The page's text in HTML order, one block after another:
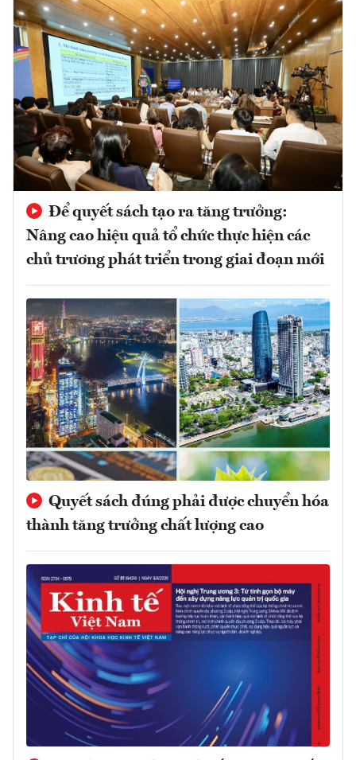
Để quyết sách tạo ra tăng trưởng:
Nâng cao hiệu quả tổ chức thực hiện các
chủ trương phát triển trong giai đoạn mới
Quyết sách đúng phải được chuyển hóa
thành tăng trưởng chất lượng cao